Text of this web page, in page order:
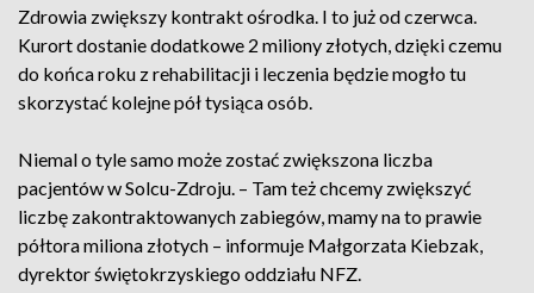
Zdrowia zwiększy kontrakt ośrodka. I to już od czerwca.
Kurort dostanie dodatkowe 2 miliony złotych, dzięki czemu
do końca roku z rehabilitacji i leczenia będzie mogło tu
skorzystać kolejne pół tysiąca osób.
Niemal o tyle samo może zostać zwiększona liczba
pacjentów w Solcu-Zdroju. – Tam też chcemy zwiększyć
liczbę zakontraktowanych zabiegów, mamy na to prawie
półtora miliona złotych – informuje Małgorzata Kiebzak,
dyrektor świętokrzyskiego oddziału NFZ.